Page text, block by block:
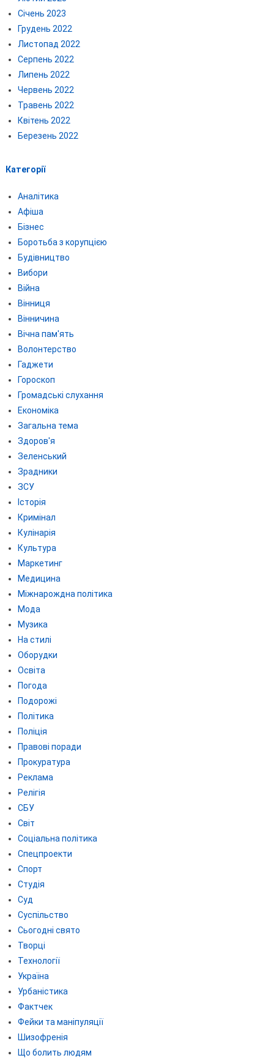
Січень 2023
Грудень 2022
Листопад 2022
Серпень 2022
Липень 2022
Червень 2022
Травень 2022
Квітень 2022
Березень 2022
Категорії
Аналітика
Афіша
Бізнес
Боротьба з корупцією
Будівництво
Вибори
Війна
Вінниця
Вінничина
Вічна пам'ять
Волонтерство
Гаджети
Гороскоп
Громадські слухання
Економіка
Загальна тема
Здоров'я
Зеленський
Зрадники
ЗСУ
Історія
Кримінал
Кулінарія
Культура
Маркетинг
Медицина
Міжнарождна політика
Мода
Музика
На стилі
Оборудки
Освіта
Погода
Подорожі
Політика
Поліція
Правові поради
Прокуратура
Реклама
Релігія
СБУ
Світ
Соціальна політика
Спецпроекти
Спорт
Студія
Суд
Суспільство
Сьогодні свято
Творці
Технології
Україна
Урбаністика
Фактчек
Фейки та маніпуляції
Шизофренія
Що болить людям